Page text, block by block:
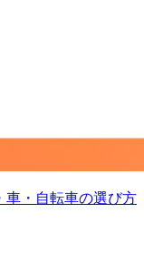
車・自転車の選び方